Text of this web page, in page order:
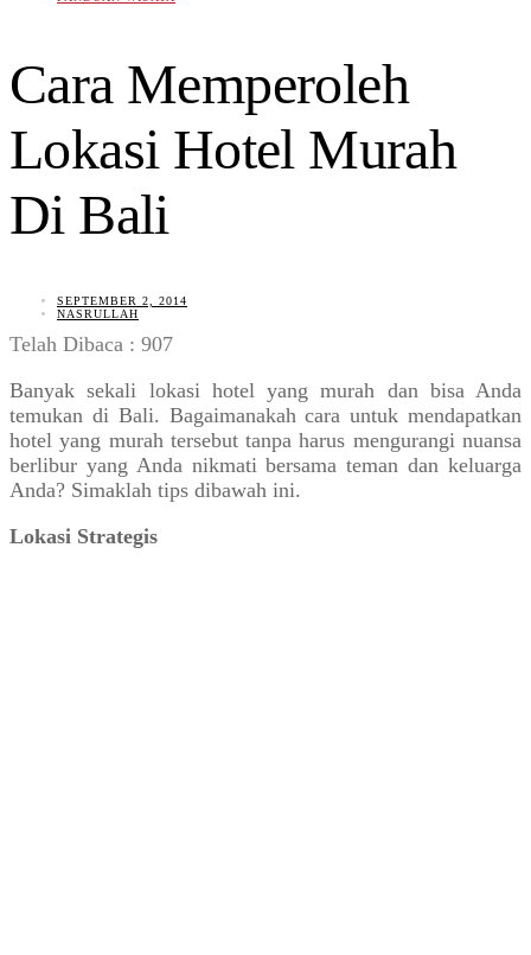
Cara Memperoleh
Lokasi Hotel Murah
Di Bali
SEPTEMBER 2, 2014
NASRULLAH
Telah Dibaca : 907
Banyak sekali lokasi hotel yang murah dan bisa Anda
temukan di Bali. Bagaimanakah cara untuk mendapatkan
hotel yang murah tersebut tanpa harus mengurangi nuansa
berlibur yang Anda nikmati bersama teman dan keluarga
Anda? Simaklah tips dibawah ini.
Lokasi Strategis